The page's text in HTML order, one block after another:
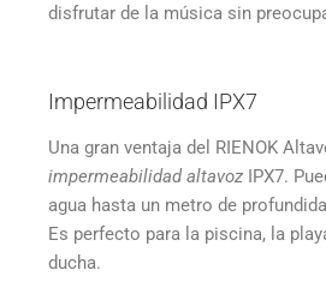
disfrutar de la música sin
Impermeabilidad IPX7
Una gran ventaja del RIENOK
impermeabilidad altavoz IPX7.
agua hasta un metro de
Es perfecto para la piscina, la
ducha.